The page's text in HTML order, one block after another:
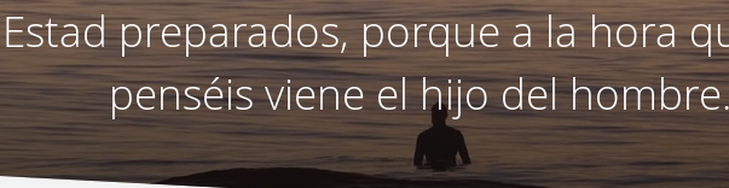
Estad preparados, porque a la hora
penséis viene el hijo del